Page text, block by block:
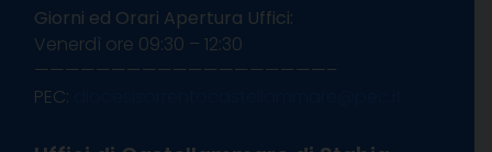
Giorni ed Orari Apertura Uffici:
Venerdì ore 09:30 – 12:30
———————————————————–
PEC: